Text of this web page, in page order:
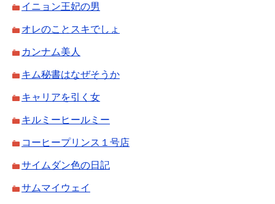
イニョン王妃の男
オレのことスキでしょ
カンナム美人
キム秘書はなぜそうか
キャリアを引く女
キルミーヒールミー
コーヒープリンス１号店
サイムダン色の日記
サムマイウェイ